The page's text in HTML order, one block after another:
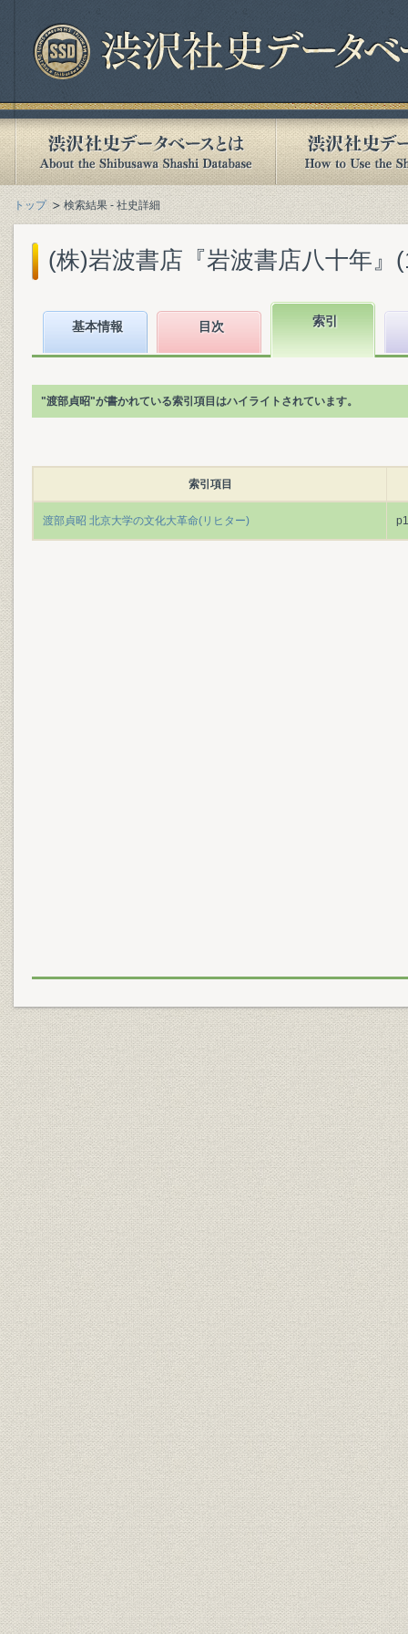
トップ 検索結果 - 社史詳細
(株)岩波書店『岩波書店八十年』
基本情報 目次 索引
"渡部貞昭"が書かれている索引項目はハイライトされています。
索引項目
渡部貞昭 北京大学の文化大革命(リヒター)